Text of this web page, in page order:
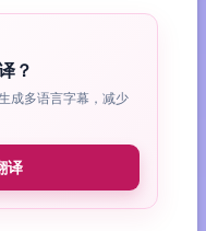
？
成多语言字幕，减少
译